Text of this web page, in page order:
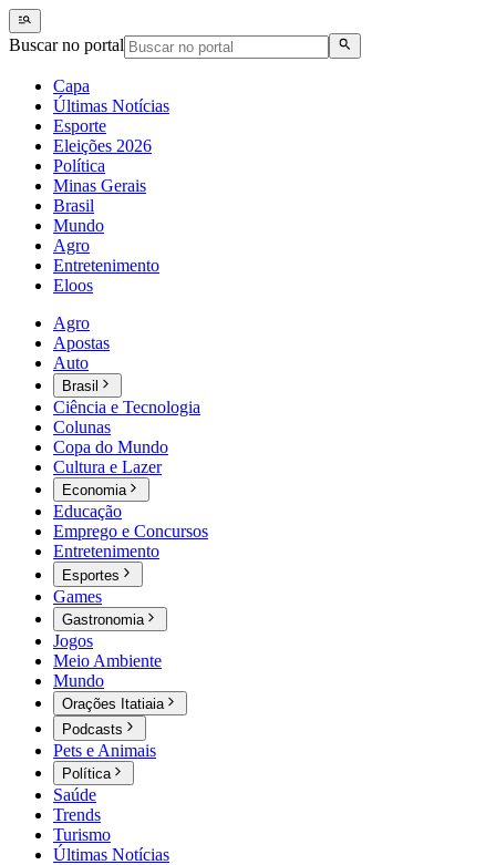
Buscar no portal
Capa
Últimas Notícias
Esporte
Eleições 2026
Política
Minas Gerais
Brasil
Mundo
Agro
Entretenimento
Eloos
Agro
Apostas
Auto
Brasil
Ciência e Tecnologia
Colunas
Copa do Mundo
Cultura e Lazer
Economia
Educação
Emprego e Concursos
Entretenimento
Esportes
Games
Gastronomia
Jogos
Meio Ambiente
Mundo
Orações Itatiaia
Podcasts
Pets e Animais
Política
Saúde
Trends
Turismo
Últimas Notícias